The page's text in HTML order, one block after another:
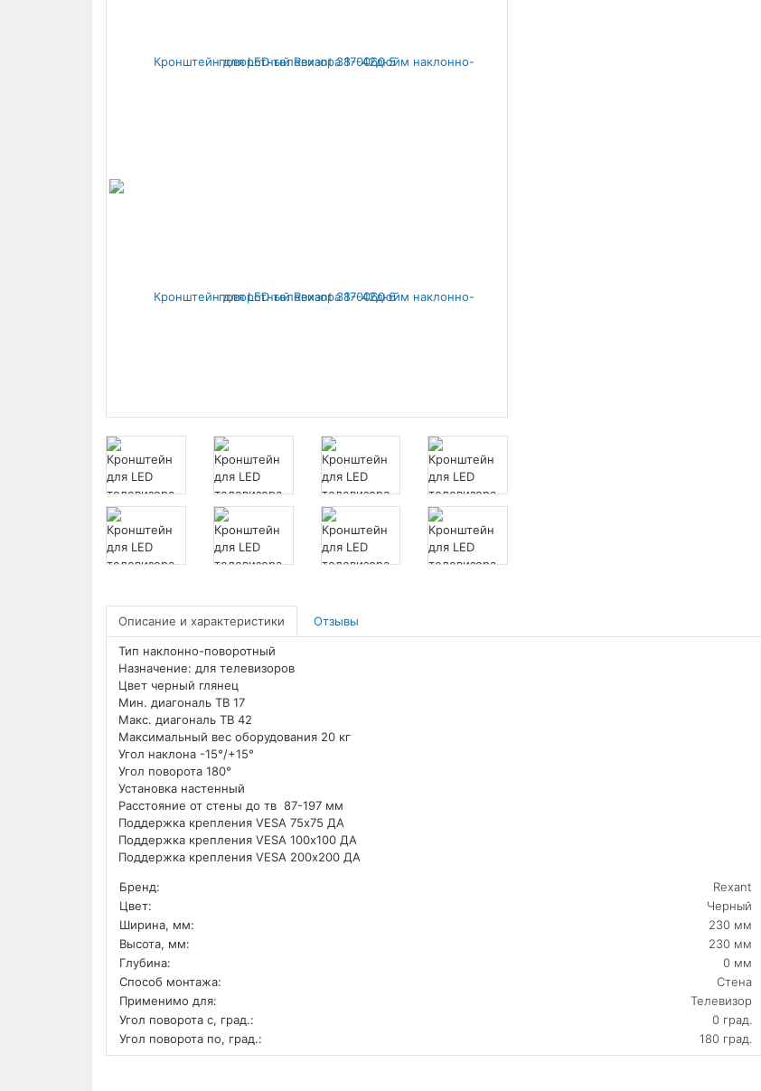
Описание и характеристики Отзывы
Тип наклонно-поворотный
Назначение: для телевизоров
Цвет черный глянец
Мин. диагональ ТВ 17
Макс. диагональ ТВ 42
Максимальный вес оборудования 20 кг
Угол наклона -15°/+15°
Угол поворота 180°
Установка настенный
Расстояние от стены до тв 87-197 мм
Поддержка крепления VESA 75х75 ДА
Поддержка крепления VESA 100х100 ДА
Поддержка крепления VESA 200х200 ДА
Бренд:
Rexant
Цвет:
Черный
Ширина, мм:
230 мм
Высота, мм:
230 мм
Глубина:
0 мм
Способ монтажа:
Стена
Применимо для:
Телевизор
Угол поворота с, град.:
0 град.
Угол поворота по, град.:
180 град.